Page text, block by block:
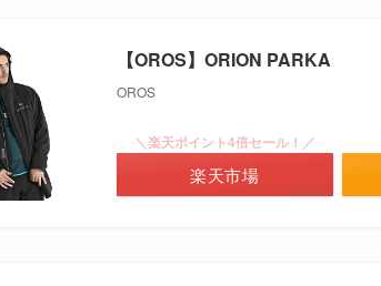
【OROS】ORION PARKA
OROS
＼楽天ポイント4倍セール！／
楽天市場